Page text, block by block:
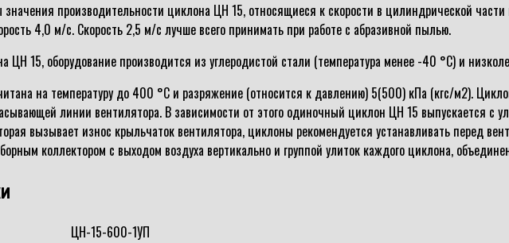
значения производительности циклона ЦН 15, относящиеся к скорости в цилиндрической
4,0 м/с. Скорость 2,5 м/с лучше всего принимать при работе с абразивной пылью.
ЦН 15, оборудование производится из углеродистой стали (температура менее -40 °С) и
на температуру до 400 °С и разряжение (относится к давлению) 5(500) кПа (кгс/м2).
линии вентилятора. В зависимости от этого одиночный циклон ЦН 15 выпускается с
вызывает износ крыльчаток вентилятора, циклоны рекомендуется устанавливать перед
коллектором с выходом воздуха вертикально и группой улиток каждого циклона,
ЦН-15-600-1УП